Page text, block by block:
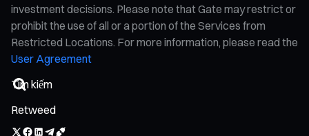
investment decisions. Please note that Gate may restrict or
prohibit the use of all or a portion of the Services from
Restricted Locations. For more information, please read the
User Agreement
Retweed